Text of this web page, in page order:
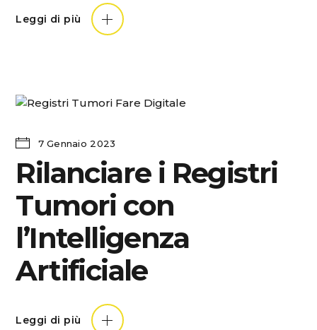
Leggi di più
7 Gennaio 2023
Rilanciare i Registri
Tumori con
l’Intelligenza
Artificiale
Leggi di più